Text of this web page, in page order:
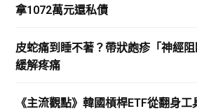
拿1072萬元還私債
皮蛇痛到睡不著？帶狀皰疹「神經
緩解疼痛
《主流觀點》韓國槓桿ETF從翻身工